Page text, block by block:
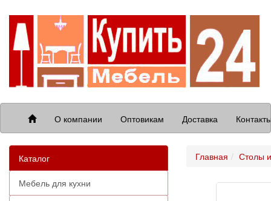
О компании Оптовикам Доставка
Каталог
Мебель для кухни
Главная Столы